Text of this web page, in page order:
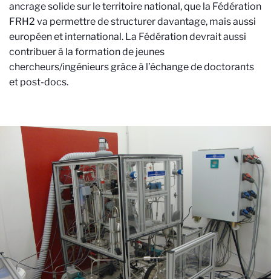
ancrage solide sur le territoire national, que la Fédération
FRH2 va permettre de structurer davantage, mais aussi
européen et international. La Fédération devrait aussi
contribuer à la formation de jeunes
chercheurs/ingénieurs grâce à l’échange de doctorants
et post-docs.